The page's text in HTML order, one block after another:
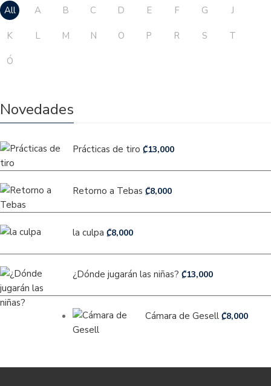
All A B C D E F G J
K L M N O P R S T
Ó
Novedades
Prácticas de tiro ₡13,000
Retorno a Tebas ₡8,000
la culpa ₡8,000
¿Dónde jugarán las niñas? ₡13,000
Cámara de Gesell ₡8,000